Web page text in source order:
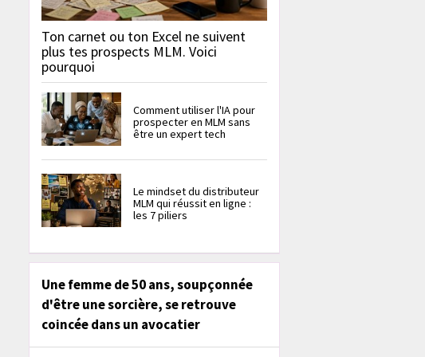
Ton carnet ou ton Excel ne suivent
plus tes prospects MLM. Voici
pourquoi
Comment utiliser l'IA pour
prospecter en MLM sans
être un expert tech
Le mindset du distributeur
MLM qui réussit en ligne :
les 7 piliers
Une femme de 50 ans, soupçonnée
d'être une sorcière, se retrouve
coincée dans un avocatier